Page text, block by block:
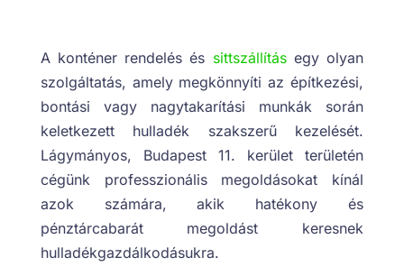
A konténer rendelés és sittszállításegy olyan
szolgáltatás, amely megkönnyíti az építkezési,
bontási vagy nagytakarítási munkák során
keletkezett hulladék szakszerű kezelését.
Lágymányos, Budapest 11. kerület területén
cégünk professzionális megoldásokat kínál
azok számára, akik hatékony és
pénztárcabarát megoldást keresnek
hulladékgazdálkodásukra.